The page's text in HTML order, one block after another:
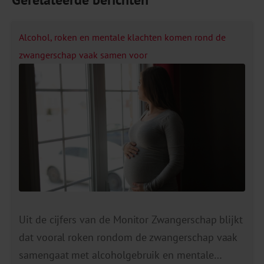
Alcohol, roken en mentale klachten komen rond de
zwangerschap vaak samen voor
Uit de cijfers van de Monitor Zwangerschap blijkt
dat vooral roken rondom de zwangerschap vaak
samengaat met alcoholgebruik en mentale